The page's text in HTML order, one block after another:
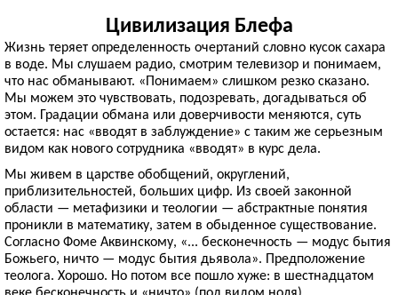
Цивилизация Блефа
Жизнь теряет определенность очертаний словно кусок сахара
в воде. Мы слушаем радио, смотрим телевизор и понимаем,
что нас обманывают. «Понимаем» слишком резко сказано.
Мы можем это чувствовать, подозревать, догадываться об
этом. Градации обмана или доверчивости меняются, суть
остается: нас «вводят в заблуждение» с таким же серьезным
видом как нового сотрудника «вводят» в курс дела.
Мы живем в царстве обобщений, округлений,
приблизительностей, больших цифр. Из своей законной
области — метафизики и теологии — абстрактные понятия
проникли в математику, затем в обыденное существование.
Согласно Фоме Аквинскому, «... бесконечность — модус бытия
Божьего, ничто — модус бытия дьявола». Предположение
теолога. Хорошо. Но потом все пошло хуже: в шестнадцатом